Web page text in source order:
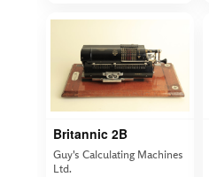
Britannic 2B
Guy's Calculating Machines
Ltd.